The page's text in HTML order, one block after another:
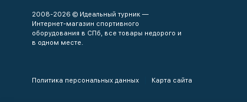
2008-2026 © Идеальный турник —
Интернет-магазин спортивного
оборудования в СПб, все товары недорого и
в одном месте.
Политика персональных данных Карта сайта